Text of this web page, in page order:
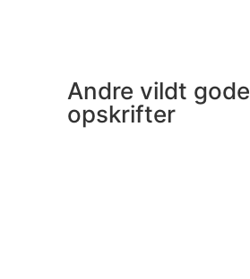
Andre vildt gode
opskrifter